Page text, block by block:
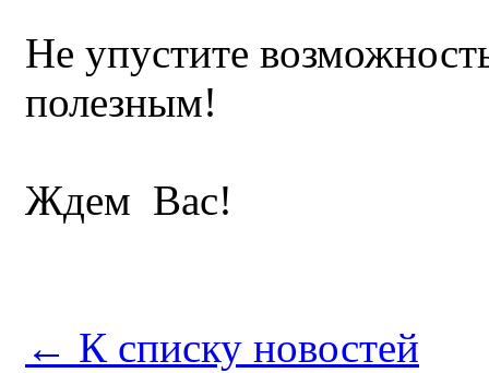
Не упустите
полезным!
Ждем Вас!
← К списку новостей